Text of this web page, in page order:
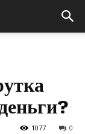
0
1077